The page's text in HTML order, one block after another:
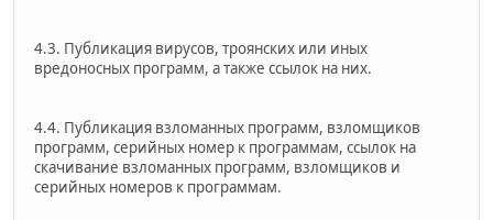
4.3. Публикация вирусов, троянских или иных
вредоносных программ, а также ссылок на них.
4.4. Публикация взломанных программ, взломщиков
программ, серийных номер к программам, ссылок на
скачивание взломанных программ, взломщиков и
серийных номеров к программам.